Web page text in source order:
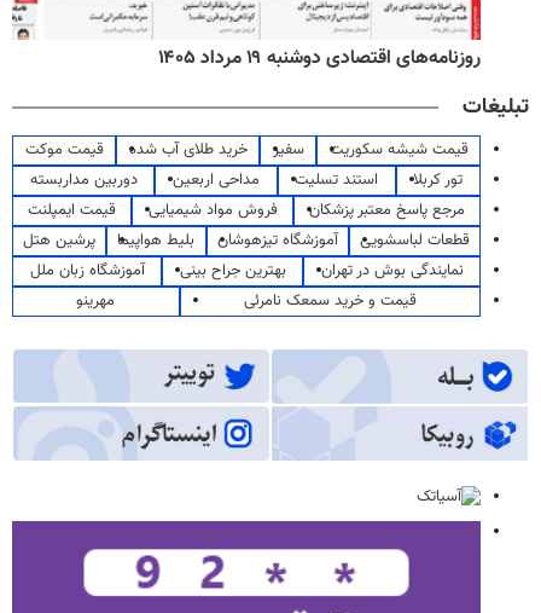
روزنامه‌های اقتصادی دوشنبه ۱۹ مرداد ۱۴۰۵
تبلیغات
قیمت شیشه سکوریت سفیر خرید طلای آب شده
قیمت موکت
تور کربلا
استند تسلیت مداحی اربعین
دوربین مداربسته
مرجع پاسخ معتبر پزشکان
فروش مواد شیمیایی
قیمت ایمپلنت
قطعات لباسشویی
آموزشگاه تیزهوشان بلیط هواپیما
پرشین هتل
نمایندگی بوش در تهران
بهترین جراح بینی
آموزشگاه زبان ملل
قیمت و خرید سمعک نامرئی
مهرینو